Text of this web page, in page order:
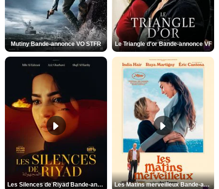
Mutiny Bande-annonce VO STFR Le Triangle d'or Bande-annonce VF
Les Silences de Riyad Bande-annonce VO STFR Les Matins merveilleux Bande-annonce VF